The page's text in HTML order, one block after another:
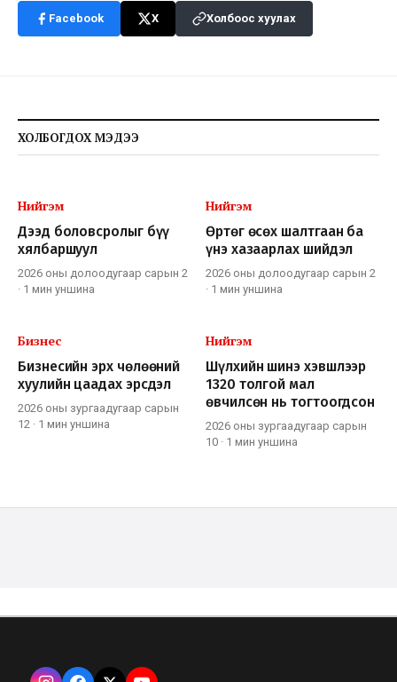
Facebook X Холбоос хуулах
ХОЛБОГДОХ МЭДЭЭ
Нийгэм
Дээд боловсролыг бүү
хялбаршуул
2026 оны долоодугаар сарын 2
· 1 мин уншина
Нийгэм
Өртөг өсөх шалтгаан ба
үнэ хазаарлах шийдэл
2026 оны долоодугаар сарын 2
· 1 мин уншина
Бизнес
Бизнесийн эрх чөлөөний
хуулийн цаадах эрсдэл
2026 оны зургаадугаар сарын
12 · 1 мин уншина
Нийгэм
Шүлхийн шинэ хэвшлээр
1320 толгой мал
өвчилсөн нь тогтоогдсон
2026 оны зургаадугаар сарын
10 · 1 мин уншина